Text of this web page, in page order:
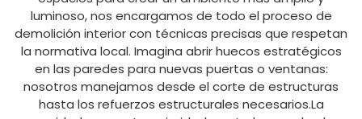
luminoso, nos encargamos de todo el proceso de
demolición interior con técnicas precisas que respetan
la normativa local. Imagina abrir huecos estratégicos
en las paredes para nuevas puertas o ventanas:
nosotros manejamos desde el corte de estructuras
hasta los refuerzos estructurales necesarios.La